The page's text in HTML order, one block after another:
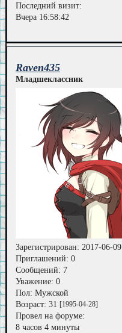
Последний визит:
Вчера 16:58:42
Raven435
Младшеклассник
Зарегистрирован: 2017-06-09
Приглашений: 0
Сообщений: 7
Уважение: 0
Пол: Мужской
Возраст: 31 [1995-04-28]
Провел на форуме:
8 часов 4 минуты